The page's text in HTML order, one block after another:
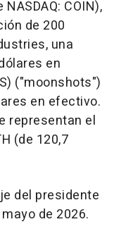
COIN),
de 200
una
en
("moonshots")
en efectivo.
representan el
(de 120,7
del presidente
de 2026.